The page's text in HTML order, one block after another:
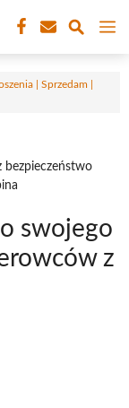
| Sprzedam |
bezpieczeństwo
swojego
z